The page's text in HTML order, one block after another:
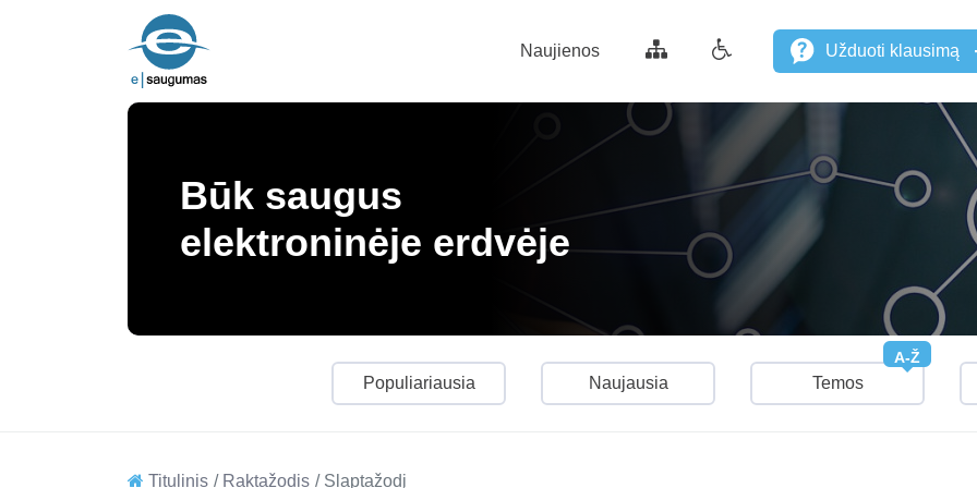
Naujienos Užduoti klausimą
Būk saugus
elektroninėje erdvėje
Populiariausia Naujausia Temos
A-Ž
Titulinis Raktažodis Slaptažodį